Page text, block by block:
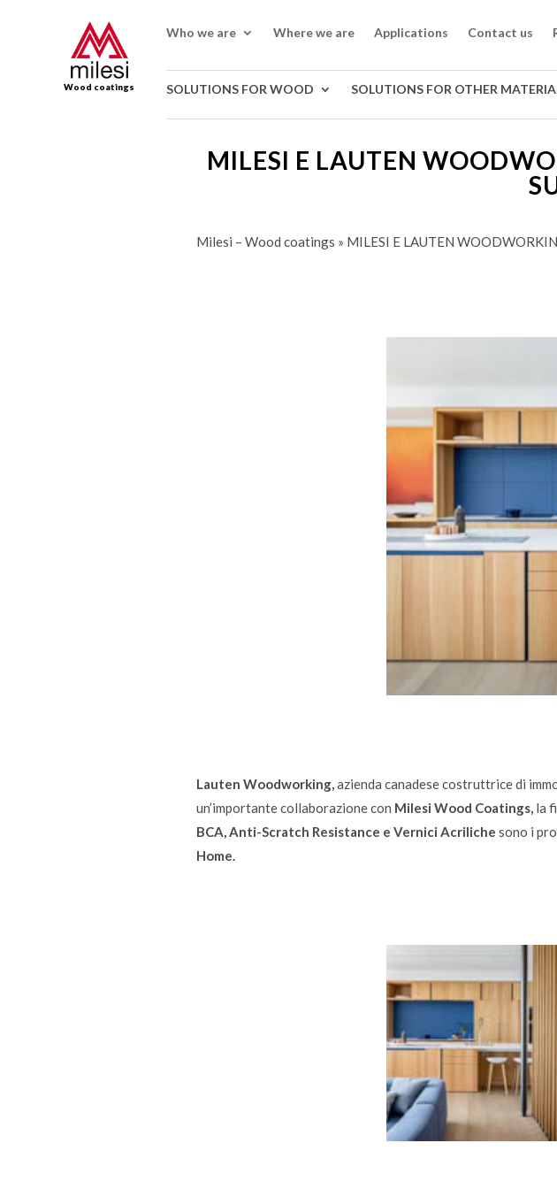
Wood coatings
Who we are Where we are Applications Contact us
SOLUTIONS FOR WOOD SOLUTIONS FOR OTHER
MILESI E LAUTEN
Milesi – Wood coatings » MILESI E LAUTEN
Lauten Woodworking,azienda canadese costruttrice di
un’importante collaborazione con Milesi Wood Coatings, la
BCA, Anti-Scratch Resistance e Vernici Acriliche sono i
Home.